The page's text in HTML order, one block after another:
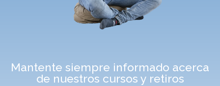
Mantente siempre informado acerca
de nuestros cursos y retiros